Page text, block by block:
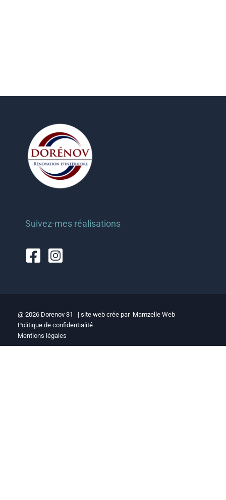
Suivez-mes réalisations
@ 2026 Dorenov 31 | site web crée par Mamzelle Web
Politique de confidentialité
Mentions légales